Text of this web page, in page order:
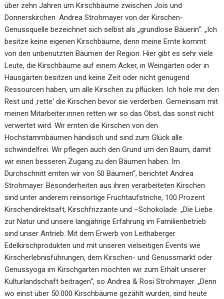
über zehn Jahren um Kirschbäume zwischen Jois und
Donnerskirchen. Andrea Strohmayer von der Kirschen-
Genussquelle bezeichnet sich selbst als „grundlose Bäuerin“. „Ich
besitze keine eigenen Kirschbäume, denn meine Ernte kommt
von den unbenutzten Bäumen der Region. Hier gibt es sehr viele
Leute, die Kirschbäume auf einem Acker, in Weingärten oder in
Hausgärten besitzen und keine Zeit oder nicht genügend
Ressourcen haben, um alle Kirschen zu pflücken. Ich hole mir den
Rest und ‚rette‘ die Kirschen bevor sie verderben. Gemeinsam mit
meinen Mitarbeiter:innen retten wir so das Obst, das sonst nicht
verwertet wird. Wir ernten die Kirschen von den
Hochstammbäumen händisch und sind zum Glück alle
schwindelfrei. Wir pflegen auch den Grund um den Baum, damit
wir einen besseren Zugang zu den Bäumen haben. Im
Durchschnitt ernten wir von 50 Bäumen“, berichtet Andrea
Strohmayer. Besonderheiten aus ihren verarbeiteten Kirschen
sind unter anderem reinsortige Fruchtaufstriche, 100 Prozent
Kirschendirektsaft, Kirschfrizzante und –Schokolade. „Die Liebe
zur Natur und unsere langjährige Erfahrung im Familienbetrieb
sind unser Antrieb. Mit dem Erwerb von Leithaberger
Edelkirschprodukten und mit unseren vielseitigen Events wie
Kirscherlebnisführungen, dem Kirschen- und Genussmarkt oder
Genussyoga im Kirschgarten möchten wir zum Erhalt unserer
Kulturlandschaft beitragen“, so Andrea & Rosi Strohmayer. „Denn
wo einst über 50.000 Kirschbäume gezählt wurden, sind heute